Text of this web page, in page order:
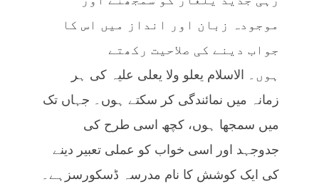
موجودہ زبان اور انداز میں اس کا
جواب دینے کی صلاحیت رکھتے
ہوں۔
الاسلام يعلو ولا يعلی عليہکی ہر
زمانہ میں نمائندگی کر سکتے ہوں۔ جہاں تک
میں سمجھا ہوں، کچھ اسی طرح کی
جدوجہد اور اسی خواب کو عملی تعبیر دینے
کی ایک کوشش کا نام مدرسہ ڈسکورسزہے۔